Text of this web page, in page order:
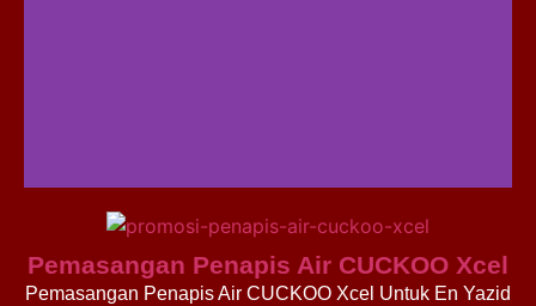
Pemasangan Penapis Air CUCKOO Xcel
Pemasangan Penapis Air CUCKOO Xcel Untuk En Yazid